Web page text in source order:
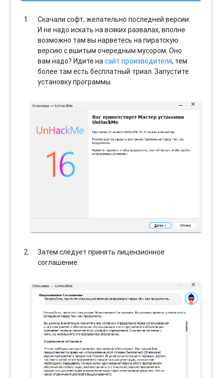
Скачали софт, желательно последней версии.
И не надо искать на всяких развалах, вполне
возможно там вы нарветесь на пиратскую
версию с вшитым очередным мусором. Оно
вам надо? Идите насайт производителя, тем
более там есть бесплатный триал. Запустите
установку программы.
Затем следует принять лицензионное
соглашение.